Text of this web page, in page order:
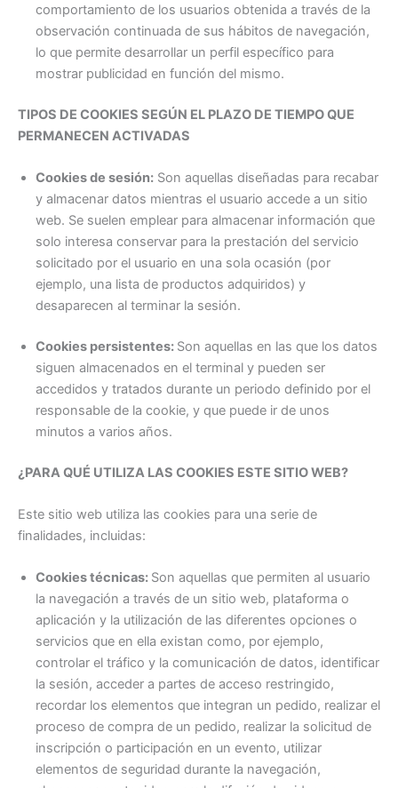
comportamiento de los usuarios obtenida a través de la
observación continuada de sus hábitos de navegación,
lo que permite desarrollar un perfil específico para
mostrar publicidad en función del mismo.
TIPOS DE COOKIES SEGÚN EL PLAZO DE TIEMPO QUE
PERMANECEN ACTIVADAS
Cookies de sesión: Son aquellas diseñadas para recabar
y almacenar datos mientras el usuario accede a un sitio
web. Se suelen emplear para almacenar información que
solo interesa conservar para la prestación del servicio
solicitado por el usuario en una sola ocasión (por
ejemplo, una lista de productos adquiridos) y
desaparecen al terminar la sesión.
Cookies persistentes: Son aquellas en las que los datos
siguen almacenados en el terminal y pueden ser
accedidos y tratados durante un periodo definido por el
responsable de la cookie, y que puede ir de unos
minutos a varios años.
¿PARA QUÉ UTILIZA LAS COOKIES ESTE SITIO WEB?
Este sitio web utiliza las cookies para una serie de
finalidades, incluidas:
Cookies técnicas: Son aquellas que permiten al usuario
la navegación a través de un sitio web, plataforma o
aplicación y la utilización de las diferentes opciones o
servicios que en ella existan como, por ejemplo,
controlar el tráfico y la comunicación de datos, identificar
la sesión, acceder a partes de acceso restringido,
recordar los elementos que integran un pedido, realizar el
proceso de compra de un pedido, realizar la solicitud de
inscripción o participación en un evento, utilizar
elementos de seguridad durante la navegación,